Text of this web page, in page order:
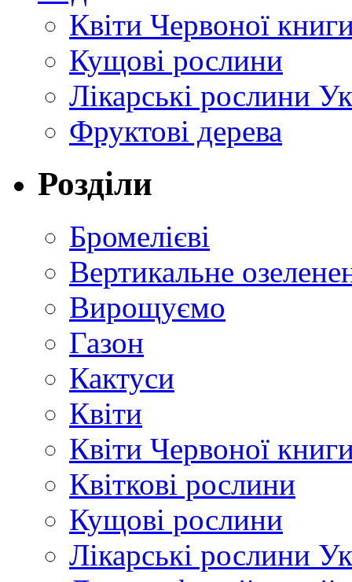
Квіти Червоної
Кущові рослини
Лікарські рослини
Фруктові дерева
Розділи
Бромелієві
Вертикальне
Вирощуємо
Газон
Кактуси
Квіти
Квіти Червоної
Квіткові рослини
Кущові рослини
Лікарські рослини